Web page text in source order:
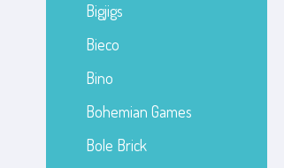
Bigjigs
Bieco
Bino
Bohemian Games
Bole Brick